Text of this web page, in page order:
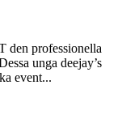
den professionella
unga deejay’s
event...